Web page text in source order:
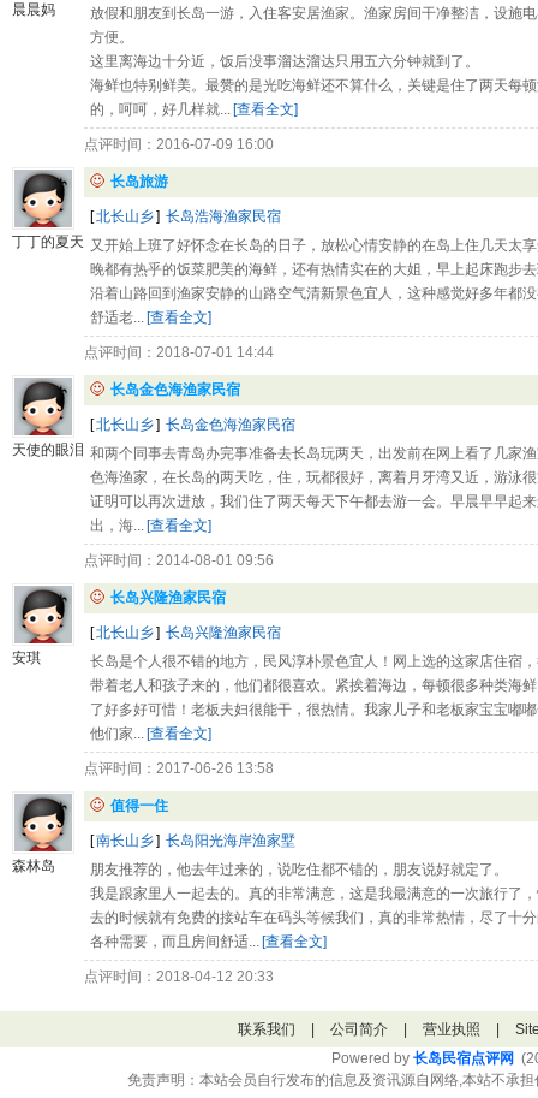
晨晨妈
放假和朋友到长岛一游，入住客安居渔家。渔家房间干净整洁，设施
方便。
这里离海边十分近，饭后没事溜达溜达只用五六分钟就到了。
海鲜也特别鲜美。最赞的是光吃海鲜还不算什么，关键是住了两天每
的，呵呵，好几样就... [查看全文]
点评时间：2016-07-09 16:00
丁丁的夏天
长岛旅游
[北长山乡] 长岛浩海渔家民宿
又开始上班了好怀念在长岛的日子，放松心情安静的在岛上住几天太
晚都有热乎的饭菜肥美的海鲜，还有热情实在的大姐，早上起床跑步
沿着山路回到渔家安静的山路空气清新景色宜人，这种感觉好多年都
舒适老... [查看全文]
点评时间：2018-07-01 14:44
天使的眼泪
长岛金色海渔家民宿
[北长山乡] 长岛金色海渔家民宿
和两个同事去青岛办完事准备去长岛玩两天，出发前在网上看了几家
色海渔家，在长岛的两天吃，住，玩都很好，离着月牙湾又近，游泳
证明可以再次进放，我们住了两天每天下午都去游一会。早晨早早起
出，海... [查看全文]
点评时间：2014-08-01 09:56
安琪
长岛兴隆渔家民宿
[北长山乡] 长岛兴隆渔家民宿
长岛是个人很不错的地方，民风淳朴景色宜人！网上选的这家店住宿
带着老人和孩子来的，他们都很喜欢。紧挨着海边，每顿很多种类海
了好多好可惜！老板夫妇很能干，很热情。我家儿子和老板家宝宝嘟
他们家... [查看全文]
点评时间：2017-06-26 13:58
森林岛
值得一住
[南长山乡] 长岛阳光海岸渔家墅
朋友推荐的，他去年过来的，说吃住都不错的，朋友说好就定了。
我是跟家里人一起去的。真的非常满意，这是我最满意的一次旅行了
去的时候就有免费的接站车在码头等候我们，真的非常热情，尽了十
各种需要，而且房间舒适... [查看全文]
点评时间：2018-04-12 20:33
联系我们 公司简介 营业执照
Powered by 长岛民宿点评网
免责声明：本站会员自行发布的信息及资讯源自网络,本站不承